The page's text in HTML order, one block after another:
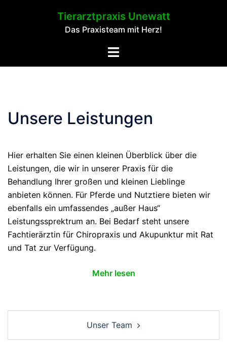
Tierarztpraxis Unewatt
Das Praxisteam mit Herz!
Toggle
Unsere Leistungen
Hier erhalten Sie einen kleinen Überblick über die
Leistungen, die wir in unserer Praxis für die
Behandlung Ihrer großen und kleinen Lieblinge
anbieten können. Für Pferde und Nutztiere bieten wir
ebenfalls ein umfassendes „außer Haus“
Leistungssprektrum an. Bei Bedarf steht unsere
Fachtierärztin für Chiropraxis und Akupunktur mit Rat
und Tat zur Verfügung.
Mehr lesen
Unser Team